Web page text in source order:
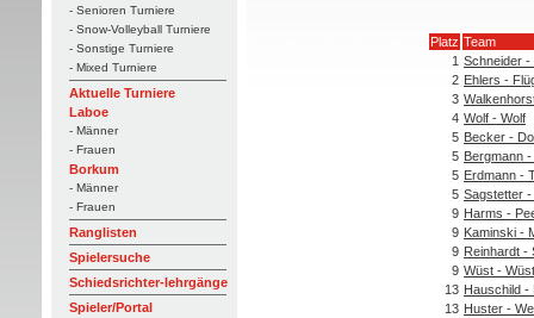
- Senioren Turniere
- Snow-Volleyball Turniere
- Sonstige Turniere
- Mixed Turniere
Aktuelle Turniere
Laboe
- Männer
- Frauen
Borkum
- Männer
- Frauen
Ranglisten
Spielersuche
Schiedsrichter-lehrgänge
Spieler/Portal
Platz Team
1 Schneider -
2 Ehlers -
3
4 Wolf - Wolf
5 Becker -
5 Bergmann
5 Erdmann -
5 Sagstetter
9 Harms -
9 Kaminski -
9 Reinhardt -
9 Wüst - Wüst
13 Hauschild -
13 Huster -